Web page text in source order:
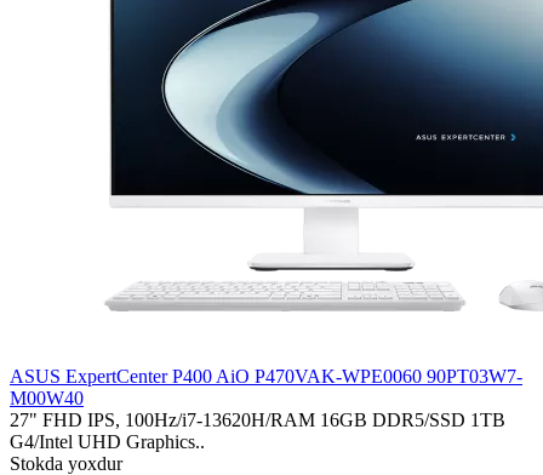
ASUS ExpertCenter P400 AiO P470VAK-WPE0060 90PT03W7-
M00W40
27" FHD IPS, 100Hz/i7-13620H/RAM 16GB DDR5/SSD 1TB
G4/Intel UHD Graphics..
Stokda yoxdur